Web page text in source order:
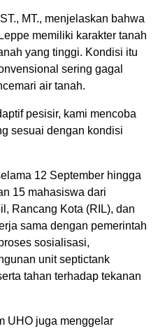
MT., menjelaskan bahwa
memiliki karakter tanah
yang tinggi. Kondisi itu
sering gagal
air tanah.
pesisir, kami mencoba
sesuai dengan kondisi
12 September hingga
15 mahasiswa dari
Rancang Kota (RIL), dan
sama dengan pemerintah
sosialisasi,
unit septictank
tahan terhadap tekanan
UHO juga menggelar